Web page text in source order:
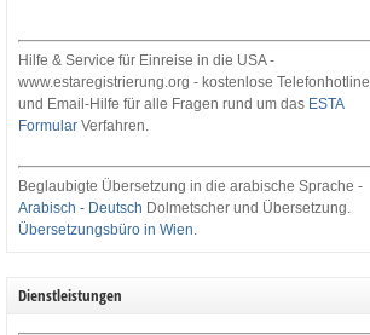
Hilfe & Service für Einreise in die USA -
www.estaregistrierung.org - kostenlose Telefonhotline
und Email-Hilfe für alle Fragen rund um das ESTA
Formular Verfahren.
Beglaubigte Übersetzung in die arabische Sprache -
Arabisch - Deutsch Dolmetscher und Übersetzung.
Übersetzungsbüro in Wien.
Dienstleistungen